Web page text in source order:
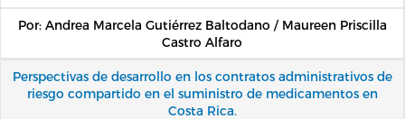
Por: Andrea Marcela Gutiérrez Baltodano / Maureen Priscilla
Castro Alfaro
Perspectivas de desarrollo en los contratos administrativos de
riesgo compartido en el suministro de medicamentos en
Costa Rica.